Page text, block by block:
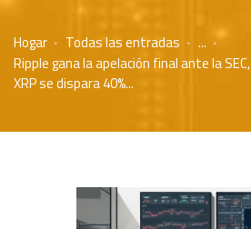
Hogar Todas las entradas
...
Ripple gana la apelación final ante la SEC,
XRP se dispara 40%...